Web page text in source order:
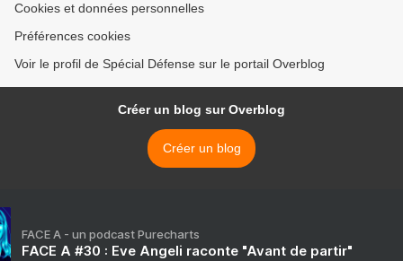
Cookies et données personnelles
Préférences cookies
Voir le profil de Spécial Défense sur le portail Overblog
Créer un blog sur Overblog
Créer un blog
FACE A - un podcast Purecharts
FACE A #30 : Eve Angeli raconte "Avant de partir"